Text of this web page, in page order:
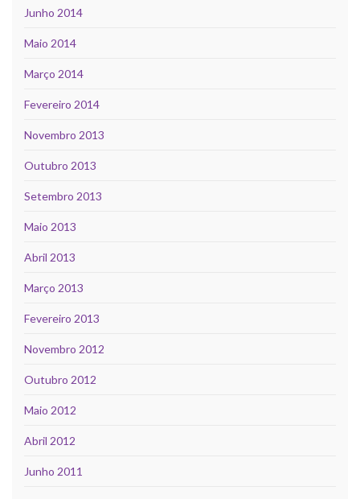
Junho 2014
Maio 2014
Março 2014
Fevereiro 2014
Novembro 2013
Outubro 2013
Setembro 2013
Maio 2013
Abril 2013
Março 2013
Fevereiro 2013
Novembro 2012
Outubro 2012
Maio 2012
Abril 2012
Junho 2011